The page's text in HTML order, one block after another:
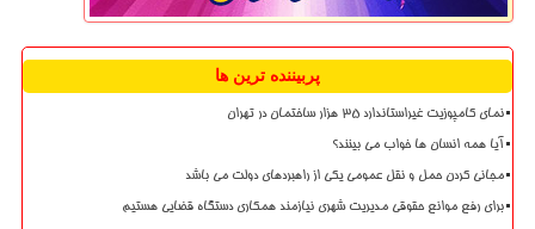
پربیننده ترین ها
نمای کامپوزیت غیراستاندارد ۳۵ هزار ساختمان در تهران
آیا همه انسان ها خواب می بینند؟
مجانی کردن حمل و نقل عمومی یکی از راهبردهای دولت می باشد
برای رفع موانع حقوقی مدیریت شهری نیازمند همکاری دستگاه قضایی هستیم